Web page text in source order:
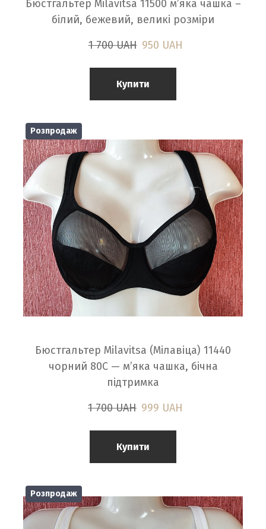
Бюстгальтер Milavitsa 11500 м’яка чашка –
білий, бежевий, великі розміри
1 700 UAH 950 UAH
Купити
Розпродаж
Бюстгальтер Milavitsa (Мілавіца) 11440
чорний 80С — м’яка чашка, бічна
підтримка
1 700 UAH 999 UAH
Купити
Розпродаж